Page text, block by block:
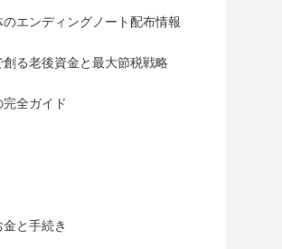
エンディングノート配布情報
創る老後資金と最大節税戦略
全ガイド
と手続き